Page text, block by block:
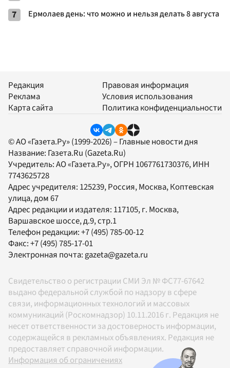
7 Ермолаев день: что можно и нельзя делать 8 августа
Редакция
Реклама
Карта сайта
Правовая информация
Условия использования
Политика конфиденциальности
© АО «Газета.Ру» (1999-2026) – Главные новости дня
Название: Газета.Ru (Gazeta.Ru)
Учредитель:АО «Газета.Ру», ОГРН 1067761730376, ИНН
7743625728
Адрес учредителя: 125239, Россия, Москва, Коптевская
улица, дом 67
Адрес редакции и издателя: 117105, г. Москва,
Варшавское шоссе, д.9, стр.1
Телефон редакции:+7 (495) 785-00-12
Факс:+7 (495) 785-17-01
Электронная почта:gazeta@gazeta.ru
Свидетельство о регистрации СМИ Эл № ФС77-67642
выдано федеральной службой по надзору в сфере
связи, информационных технологий и массовых
коммуникаций (Роскомнадзор) 10.11.2016 г. Редакция не
несет ответственности за достоверность информации,
содержащейся в рекламных объявлениях. Редакция не
предоставляет справочной информации.
Информация об ограничениях